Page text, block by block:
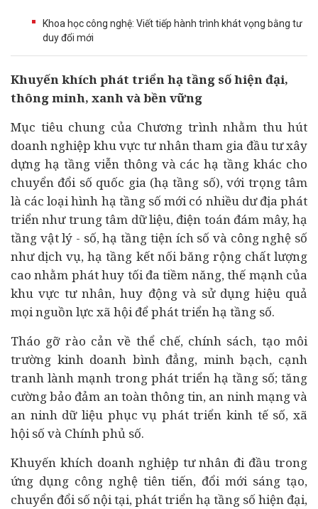
Khoa học công nghệ: Viết tiếp hành trình khát vọng bằng tư
duy đổi mới
Khuyến khích phát triển hạ tầng số hiện đại,
thông minh, xanh và bền vững
Mục tiêu chung của Chương trình nhằm thu hút
doanh nghiệp khu vực tư nhân tham gia đầu tưxây
dựng hạ tầng viễn thông và các hạ tầng khác cho
chuyển đổi số quốc gia (hạ tầng số), với trọng tâm
là các loại hình hạ tầng số mới có nhiều dư địa phát
triển như trung tâm dữ liệu, điện toán đám mây, hạ
tầng vật lý - số, hạ tầng tiện ích số và công nghệ số
như dịch vụ, hạ tầng kết nối băng rộng chất lượng
cao nhằm phát huy tối đa tiềm năng, thế mạnh của
khu vực tư nhân, huy động và sử dụng hiệu quả
mọi nguồn lực xã hội để phát triển hạ tầng số.
Tháo gỡ rào cản về thể chế, chính sách, tạo môi
trường kinh doanh bình đẳng, minh bạch, cạnh
tranh lành mạnh trong phát triển hạ tầng số; tăng
cường bảo đảm an toàn thông tin, an ninh mạng và
an ninh dữ liệu phục vụ phát triểnkinh tếsố, xã
hội số và Chính phủ số.
Khuyến khích doanh nghiệp tư nhân đi đầu trong
ứng dụng công nghệ tiên tiến, đổi mới sáng tạo,
chuyển đổi số nội tại, phát triển hạ tầng số hiện đại,